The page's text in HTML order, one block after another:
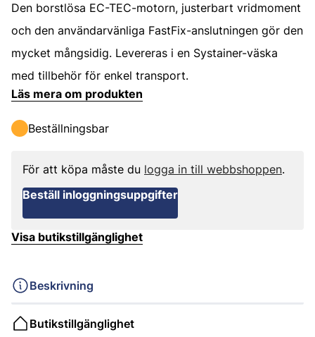
Den borstlösa EC-TEC-motorn, justerbart vridmoment
och den användarvänliga FastFix-anslutningen gör den
mycket mångsidig. Levereras i en Systainer-väska
med tillbehör för enkel transport.
Läs mera om produkten
Beställningsbar
För att köpa måste du logga in till webbshoppen.
Beställ inloggningsuppgifter
Visa butikstillgänglighet
Beskrivning
Butikstillgänglighet